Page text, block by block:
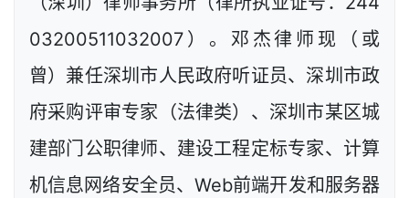
03200511032007）。邓杰律师现（或
曾）兼任深圳市人民政府听证员、深圳市政
府采购评审专家（法律类）、深圳市某区城
建部门公职律师、建设工程定标专家、计算
机信息网络安全员、Web前端开发和服务器